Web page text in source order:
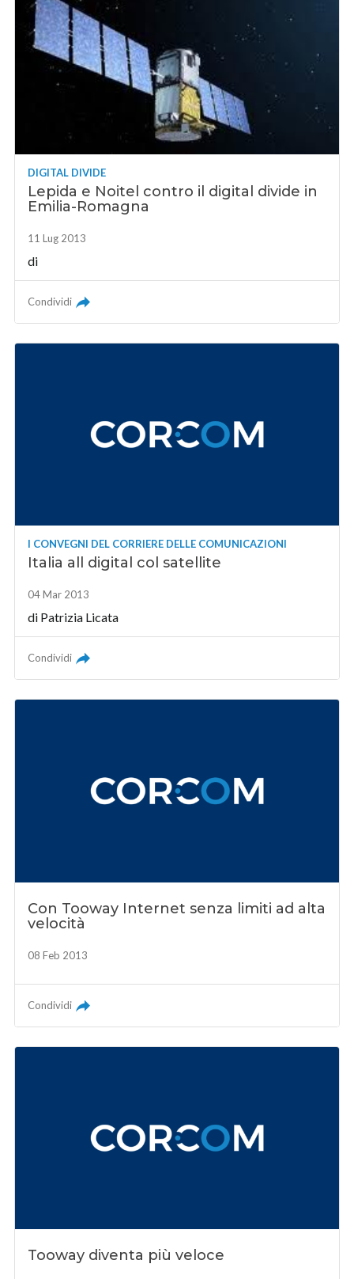
DIGITAL DIVIDE
Lepida e Noitel contro il digital divide in
Emilia-Romagna
11 Lug 2013
di
Condividi
I CONVEGNI DEL CORRIERE DELLE COMUNICAZIONI
Italia all digital col satellite
04 Mar 2013
di Patrizia Licata
Condividi
Con Tooway Internet senza limiti ad alta
velocità
08 Feb 2013
Condividi
Tooway diventa più veloce